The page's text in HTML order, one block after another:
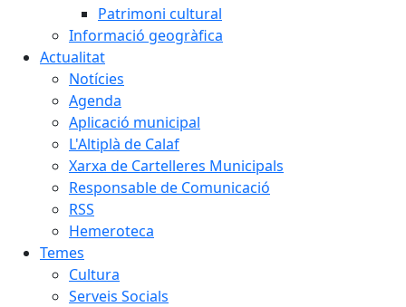
Patrimoni cultural
Informació geogràfica
Actualitat
Notícies
Agenda
Aplicació municipal
L'Altiplà de Calaf
Xarxa de Cartelleres Municipals
Responsable de Comunicació
RSS
Hemeroteca
Temes
Cultura
Serveis Socials